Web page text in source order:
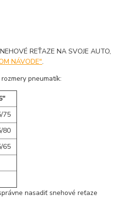
REŤAZE NA SVOJE AUTO,
NÁVODE".
pneumatík:
75
80
65
nasadiť snehové reťaze